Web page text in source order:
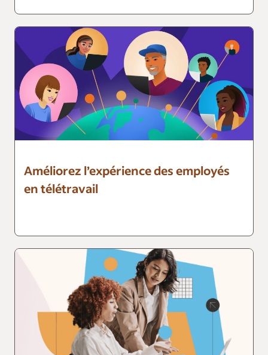
Améliorez l’expérience des employés
en télétravail